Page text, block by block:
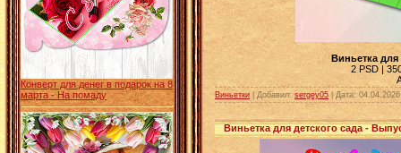
Конверт для денег в подарок на 8
марта - На помаду
Виньетка для
2 PSD |
Виньетки | Добавил: sergey05 Дата: 04.04.2026
Виньетка для детского сада -